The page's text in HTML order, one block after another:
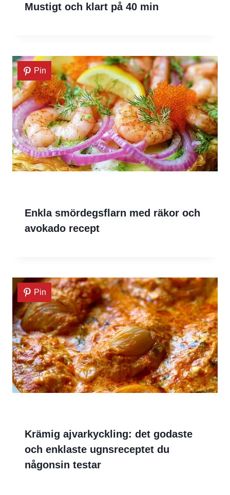
Mustigt och klart på 40 min
Pin
Enkla smördegsflarn med räkor och
avokado recept
Pin
Krämig ajvarkyckling: det godaste
och enklaste ugnsreceptet du
någonsin testar